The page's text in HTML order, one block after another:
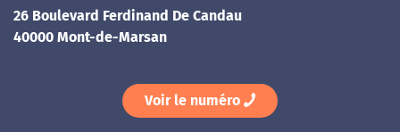
26 Boulevard Ferdinand De Candau
40000 Mont-de-Marsan
Voir le numéro